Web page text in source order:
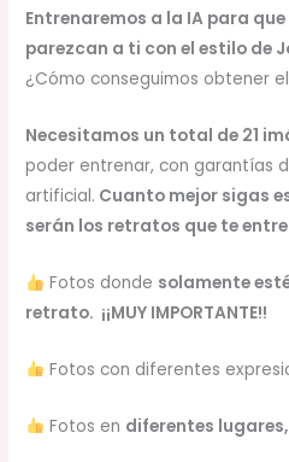
Entrenaremos a la IA para
parezcan a ti con el estilo de
¿Cómo conseguimos obtener
Necesitamos un total de 21
poder entrenar, con garantías
artificial. Cuanto mejor sigas
serán los retratos que te
Fotos donde solamente
retrato. ¡¡MUY IMPORTANTE!!
Fotos con diferentes
Fotos en diferentes